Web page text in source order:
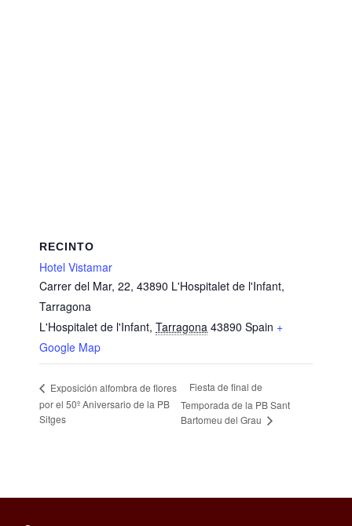
RECINTO
Hotel Vistamar
Carrer del Mar, 22, 43890 L'Hospitalet de l'Infant,
Tarragona
L'Hospitalet de l'Infant, Tarragona 43890 Spain +
Google Map
Exposición alfombra de flores
por el 50º Aniversario de la PB
Sitges
Fiesta de final de
Temporada de la PB Sant
Bartomeu del Grau